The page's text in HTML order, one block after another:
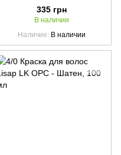
335 грн
В наличии
Наличие В наличии